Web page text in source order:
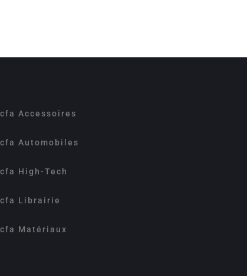
Accessoires
Automobiles
High-Tech
Librairie
Matériaux